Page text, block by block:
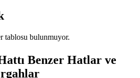
tablosu bulunmuyor.
Benzer Hatlar ve